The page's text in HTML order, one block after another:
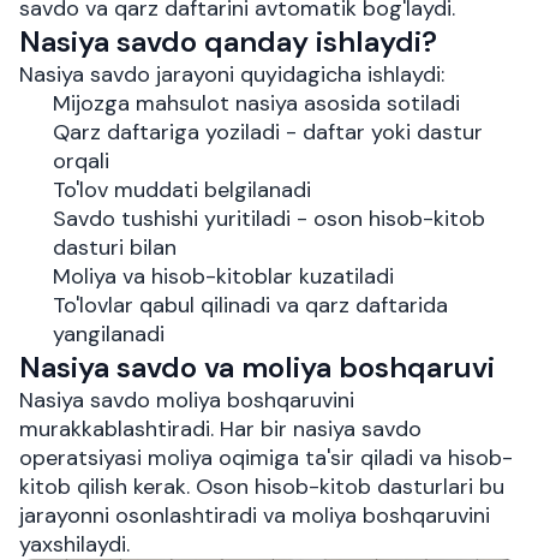
savdo va qarz daftarini avtomatik bog'laydi.
Nasiya savdo qanday ishlaydi?
Nasiya savdo jarayoni quyidagicha ishlaydi:
Mijozga mahsulot nasiya asosida sotiladi
Qarz daftariga yoziladi - daftar yoki dastur
orqali
To'lov muddati belgilanadi
Savdo tushishi yuritiladi - oson hisob-kitob
dasturi bilan
Moliya va hisob-kitoblar kuzatiladi
To'lovlar qabul qilinadi va qarz daftarida
yangilanadi
Nasiya savdo va moliya boshqaruvi
Nasiya savdo moliya boshqaruvini
murakkablashtiradi. Har bir nasiya savdo
operatsiyasi moliya oqimiga ta'sir qiladi va hisob-
kitob qilish kerak. Oson hisob-kitob dasturlari bu
jarayonni osonlashtiradi va moliya boshqaruvini
yaxshilaydi.